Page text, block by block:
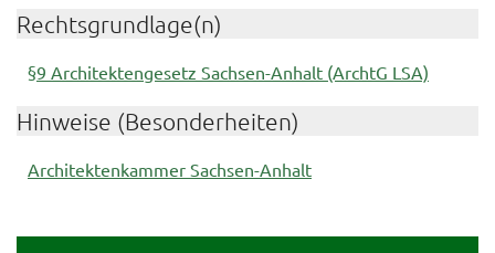
Rechtsgrundlage(n)
§9 Architektengesetz Sachsen-Anhalt (ArchtG LSA)
Hinweise (Besonderheiten)
Architektenkammer Sachsen-Anhalt